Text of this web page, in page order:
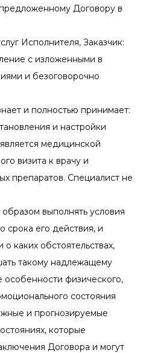
Договору в
Исполнителя, Заказчик:
с изложенными в
и безоговорочно
и полностью принимает:
и настройки
медицинской
визита к врачу и
препаратов. Специалист не
выполнять условия
срока его действия, и
каких обстоятельствах,
такому надлежащему
физического,
состояния
и прогнозируемые
которые
Договора и могут